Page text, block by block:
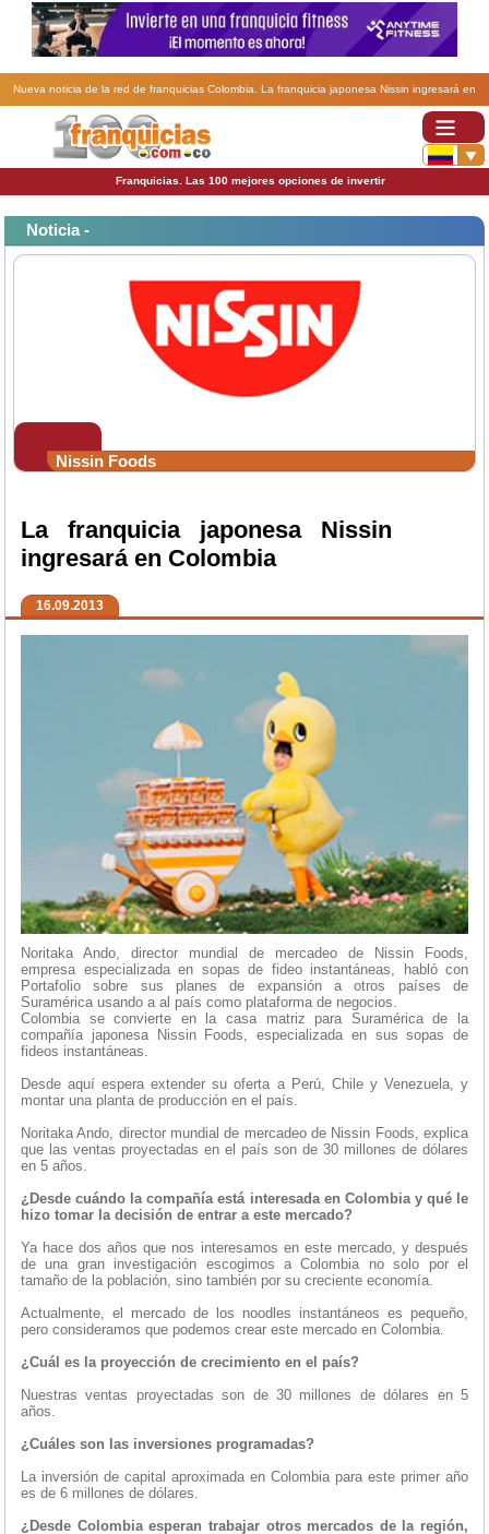
Nueva noticia de la red de franquicias Colombia. La franquicia japonesa Nissin ingresará en
Franquicias. Las 100 mejores opciones de invertir
Noticia -
Nissin Foods
La franquicia japonesa Nissin
ingresará en Colombia
16.09.2013
Noritaka Ando, director mundial de mercadeo de Nissin Foods,
empresa especializada en sopas de fideo instantáneas, habló con
Portafolio sobre sus planes de expansión a otros países de
Suramérica usando a al país como plataforma de negocios.
Colombia se convierte en la casa matriz para Suramérica de la
compañía japonesa Nissin Foods, especializada en sus sopas de
fideos instantáneas.
Desde aquí espera extender su oferta a Perú, Chile y Venezuela, y
montar una planta de producción en el país.
Noritaka Ando, director mundial de mercadeo de Nissin Foods, explica
que las ventas proyectadas en el país son de 30 millones de dólares
en 5 años.
¿Desde cuándo la compañía está interesada en Colombia y qué le
hizo tomar la decisión de entrar a este mercado?
Ya hace dos años que nos interesamos en este mercado, y después
de una gran investigación escogimos a Colombia no solo por el
tamaño de la población, sino también por su creciente economía.
Actualmente, el mercado de los noodles instantáneos es pequeño,
pero consideramos que podemos crear este mercado en Colombia.
¿Cuál es la proyección de crecimiento en el país?
Nuestras ventas proyectadas son de 30 millones de dólares en 5
años.
¿Cuáles son las inversiones programadas?
La inversión de capital aproximada en Colombia para este primer año
es de 6 millones de dólares.
¿Desde Colombia esperan trabajar otros mercados de la región,